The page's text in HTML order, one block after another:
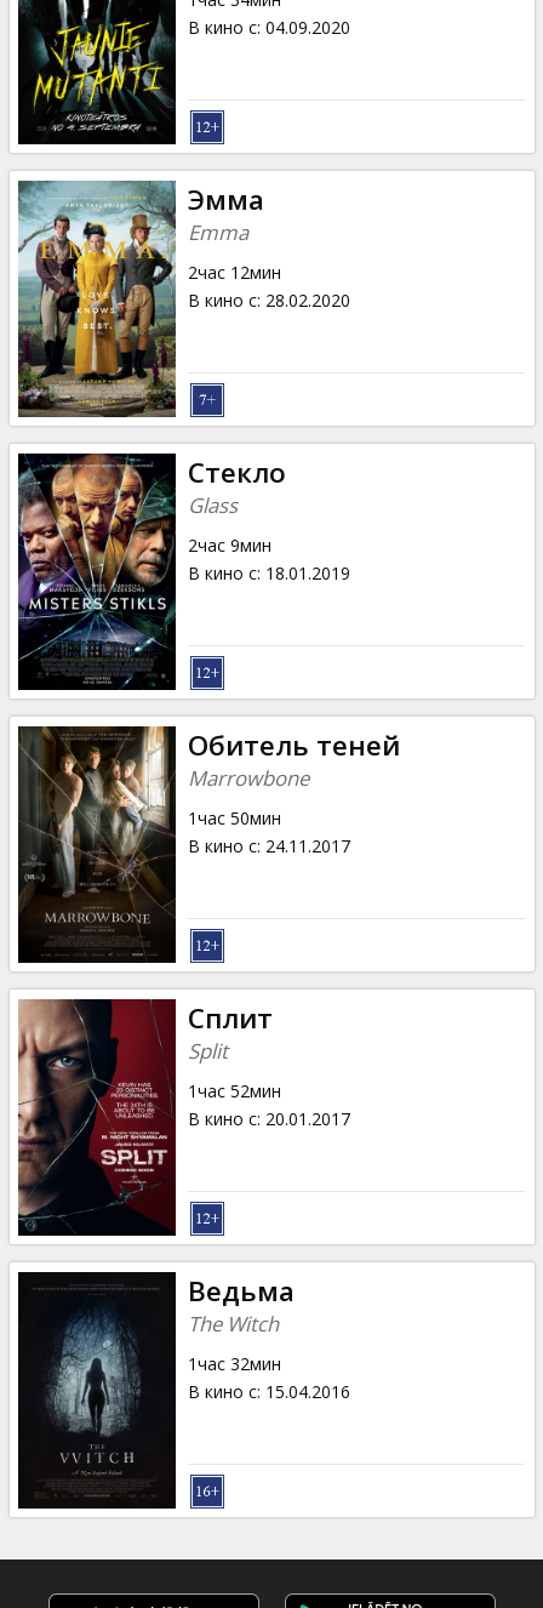
В кино с: 04.09.2020
Эмма
Emma
2час 12мин
В кино с: 28.02.2020
Стекло
Glass
2час 9мин
В кино с: 18.01.2019
Обитель теней
Marrowbone
1час 50мин
В кино с: 24.11.2017
Сплит
Split
1час 52мин
В кино с: 20.01.2017
Ведьма
The Witch
1час 32мин
В кино с: 15.04.2016